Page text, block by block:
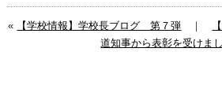
« 【学校情報】学校長ブログ 第７弾 ｜
道知事から表彰を受けま